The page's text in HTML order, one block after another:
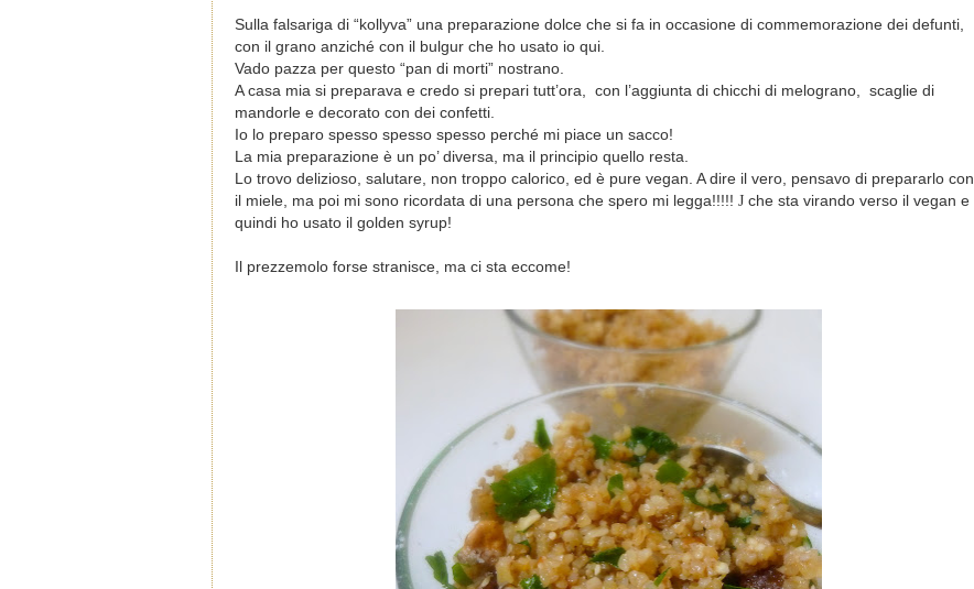
Sulla falsariga di “kollyva” una preparazione dolce che si fa in occasione di commemorazione dei defunti,
con il grano anziché con il bulgur che ho usato io qui.
Vado pazza per questo “pan di morti” nostrano.
A casa mia si preparava e credo si prepari tutt’ora,
con l’aggiunta di chicchi di melograno,
scaglie di
mandorle e decorato con dei confetti.
Io lo preparo spesso spesso spesso perché mi piace un sacco!
La mia preparazione è un po’ diversa, ma il principio quello resta.
Lo trovo delizioso, salutare, non troppo calorico, ed è pure vegan. A dire il vero, pensavo di prepararlo con
il miele, ma poi mi sono ricordata di una persona che spero mi legga!!!!! J che sta virando verso il vegan e
quindi ho usato il golden syrup!
Il prezzemolo forse stranisce, ma ci sta eccome!